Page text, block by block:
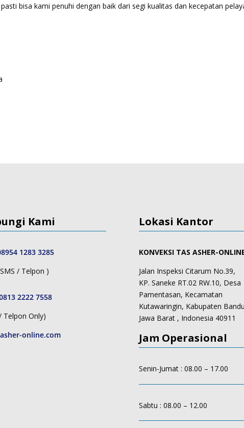
bisa kami penuhi dengan baik dari segi kualitas dan kecepatan
Kami
1283 3285
/ Telpon )
2222 7558
Telpon Only)
online.com
Lokasi Kantor
KONVEKSI TAS ASHER-
Jalan Inspeksi Citarum No.39,
KP. Saneke RT.02 RW.10, Desa
Pamentasan, Kecamatan
Kutawaringin, Kabupaten
Jawa Barat , Indonesia 40911
Jam Operasional
Senin-Jumat : 08.00 – 17.00
Sabtu : 08.00 – 12.00